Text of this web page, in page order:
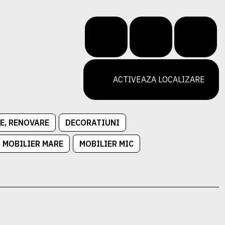
ACTIVEAZA LOCALIZARE
RENOVARE DECORATIUNI
MOBILIER MARE MOBILIER MIC